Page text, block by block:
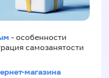
- особенности
самозанятости
магазина